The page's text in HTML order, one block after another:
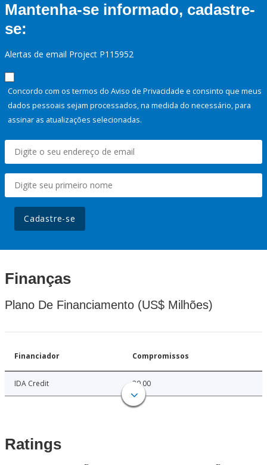
Mantenha-se informado, cadastre-
se:
Alertas de email Project P115952
Concordo com os termos do Aviso de Privacidade e consinto que meus
dados pessoais sejam processados, na medida do necessário, para
assinar as atualizações selecionadas.
Cadastre-se
Finanças
Plano De Financiamento (US$ Milhões)
Financiador Compromissos
IDA Credit 30.00
Ratings